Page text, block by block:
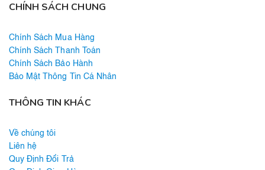
CHÍNH SÁCH CHUNG
Chính Sách Mua Hàng
Chính Sách Thanh Toán
Chính Sách Bảo Hành
Bảo Mật Thông Tin Cá Nhân
THÔNG TIN KHÁC
Về chúng tôi
Liên hệ
Quy Định Đổi Trả